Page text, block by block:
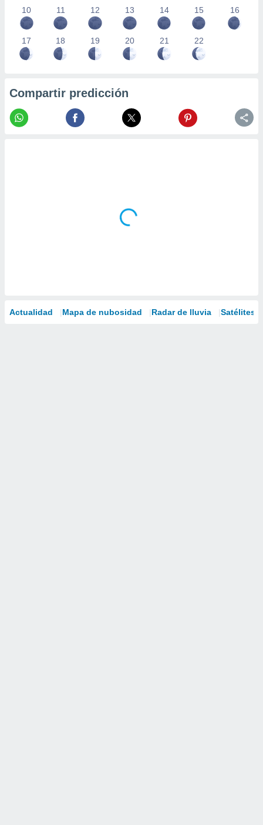
10 11 12 13 14 15 16
17 18 19 20 21 22
Compartir predicción
Actualidad Mapa de nubosidad Radar de lluvia Satélites